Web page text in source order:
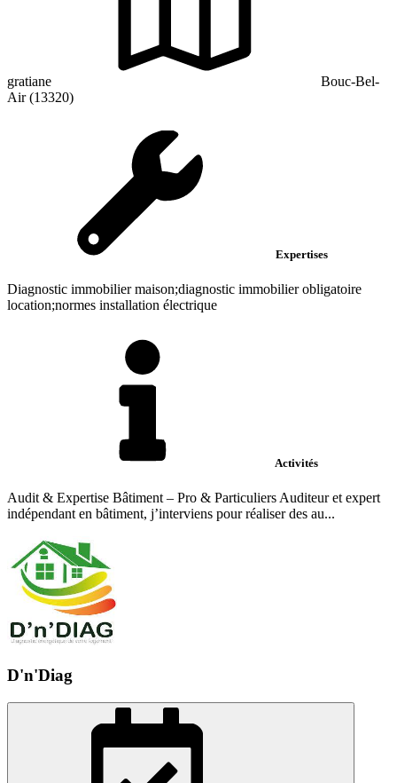
gratiane
Bouc-Bel-
Air (13320)
Expertises
Diagnostic immobilier maison;diagnostic immobilier obligatoire
location;normes installation électrique
Activités
Audit & Expertise Bâtiment – Pro & Particuliers Auditeur et expert
indépendant en bâtiment, j’interviens pour réaliser des au...
D'n'Diag